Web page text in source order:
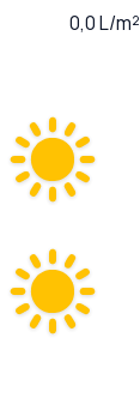
0,0L/m²